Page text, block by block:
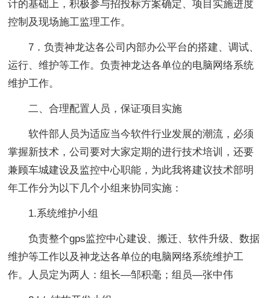
计的基础上，积极参与招投标方案确定、项目实施进度
控制及现场施工监理工作。
7．负责神龙达各公司内部办公平台的搭建、调试、
运行、维护等工作。负责神龙达各单位的电脑网络系统
维护工作。
二、合理配置人员，保证项目实施
软件部人员为适应当今软件行业发展的潮流，必须
掌握新技术，公司要对大家定期的进行技术培训，还要
兼顾车城建设及监控中心职能，为此我将建议技术部明
年工作分为以下几个小组来协同实施：
1.系统维护小组
负责整个gps监控中心建设、搬迁、软件升级、数据
维护等工作以及神龙达各单位的电脑网络系统维护工
作。人员定为两人：组长—邹积毫；组员—张中伟